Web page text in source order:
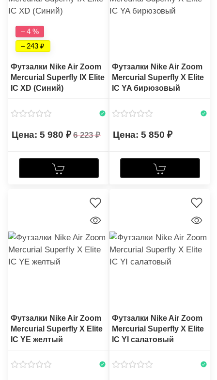
– 4 %
– 243
Футзалки Nike Air Zoom
Mercurial Superfly IX Elite
IC XD (Синий)
5 980 6 223
Футзалки Nike Air Zoom
Mercurial Superfly X Elite
IC YA бирюзовый
5 850
Футзалки Nike Air Zoom
Mercurial Superfly X Elite
IC YE желтый
Футзалки Nike Air Zoom
Mercurial Superfly X Elite
IC YI салатовый